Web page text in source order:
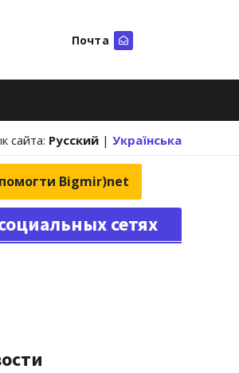
Почта
сайта: Русский | Українська
Bigmir)net
сетях